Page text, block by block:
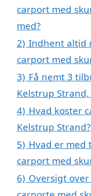
carport med
med?
2) Indhent altid
carport med
3) Få nemt 3
Kelstrup
4) Hvad koster
Kelstrup Strand?
5) Hvad er med
carport med
6) Oversigt